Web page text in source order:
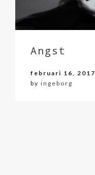
Angst
februari 16, 2017
by ingeborg